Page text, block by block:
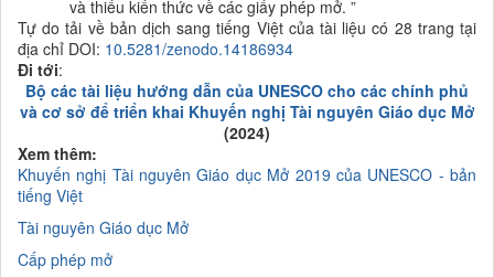
và thiếu kiến thức về cácgiấy phép mở.”
Tự do tải về bản dịch sang tiếng Việt của tài liệu có 28 trang tại
địa chỉ DOI: 10.5281/zenodo.14186934
Đi tới:
Bộ các tài liệu hướng dẫn của UNESCO cho các chính phủ
và cơ sở để triển khai Khuyến nghị Tài nguyên Giáo dục Mở
(2024)
Xem thêm:
Khuyến nghị Tài nguyên Giáo dục Mở 2019 của UNESCO - bản
tiếng Việt
Tài nguyên Giáo dục Mở
Cấp phép mở